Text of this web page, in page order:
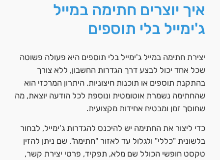
איך יוצרים חתימה במייל
ג'ימייל בלי תוספים
יצירת חתימה במייל ג'ימייל בלי תוספים היא פעולה פשוטה
שכל אחד יכול לבצע דרך הגדרות החשבון, ללא צורך
בהתקנת תוספים או תוכנות חיצוניות. היתרון המרכזי הוא
שהחתימה נשמרת אוטומטית ונוספת לכל הודעה יוצאת, מה
שחוסך זמן ומבטיח אחידות מקצועית.
כדי ליצור את החתימה יש להיכנס להגדרות ג'ימייל, לבחור
בלשונית "כללי" ולגלול עד לאזור "חתימה". שם ניתן להזין
טקסט חופשי הכולל שם מלא, תפקיד, פרטי יצירת קשר,